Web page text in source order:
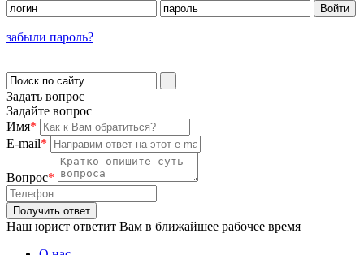
забыли пароль?
Задать вопрос
Задайте вопрос
Имя*
E-mail*
Вопрос*
Наш юрист ответит Вам в ближайшее рабочее время